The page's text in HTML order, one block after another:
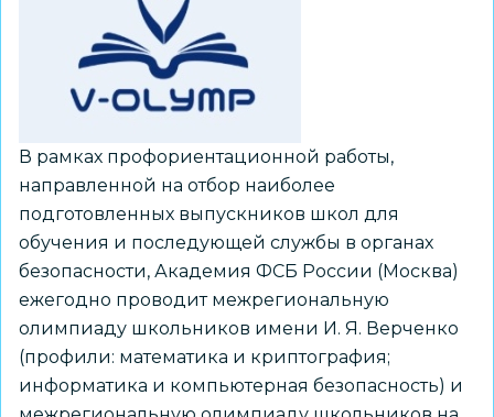
В рамках профориентационной работы,
направленной на отбор наиболее
подготовленных выпускников школ для
обучения и последующей службы в органах
безопасности, Академия ФСБ России (Москва)
ежегодно проводит межрегиональную
олимпиаду школьников имени И. Я. Верченко
(профили: математика и криптография;
информатика и компьютерная безопасность) и